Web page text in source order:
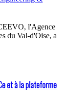
l'Agence
du Val-d'Oise, a
et à la plateforme